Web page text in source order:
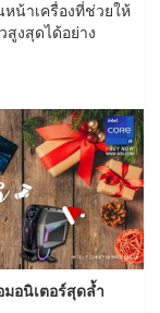
หน้าเครื่องที่ช่วยให้
สูงสุดได้อย่าง
อนิเตอร์สุดล้ำ